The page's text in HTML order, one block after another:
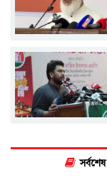
সর্বশেষ